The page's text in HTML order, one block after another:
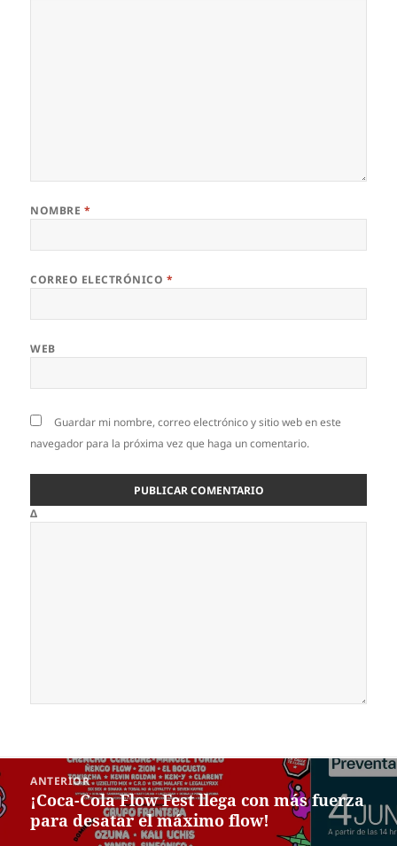
NOMBRE *
CORREO ELECTRÓNICO *
WEB
Guardar mi nombre, correo electrónico y sitio web en este
navegador para la próxima vez que haga un comentario.
Δ
Navegación
de
entradas
ANTERIOR
Entrada
anterior:
¡Coca-Cola Flow Fest llega con más fuerza
para desatar el máximo flow!